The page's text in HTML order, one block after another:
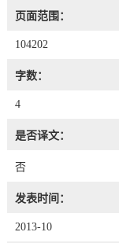
页面范围：
104202
字数：
4
是否译文：
否
发表时间：
2013-10